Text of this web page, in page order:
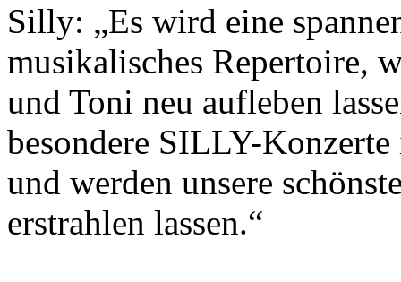
Silly: „Es wird eine
musikalisches Repertoire,
und Toni neu aufleben
besondere SILLY-
und werden unsere
erstrahlen lassen.“